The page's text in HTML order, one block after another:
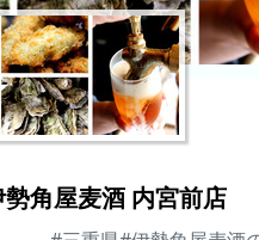
角屋麦酒 内宮前店